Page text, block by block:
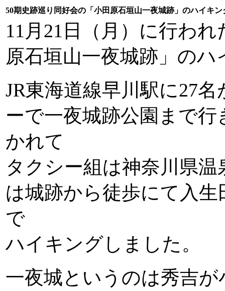
50期史跡巡り同好会の「小田原石垣山一夜城跡」
11 月 21 日（月）に行われ
原石垣山一夜城跡」の
JR東海道線早川駅に27名
ーで一夜城跡公園まで
かれて
タクシー組は神奈川県
は城跡から徒歩にて入
で
ハイキングしました。
一夜城というのは秀吉